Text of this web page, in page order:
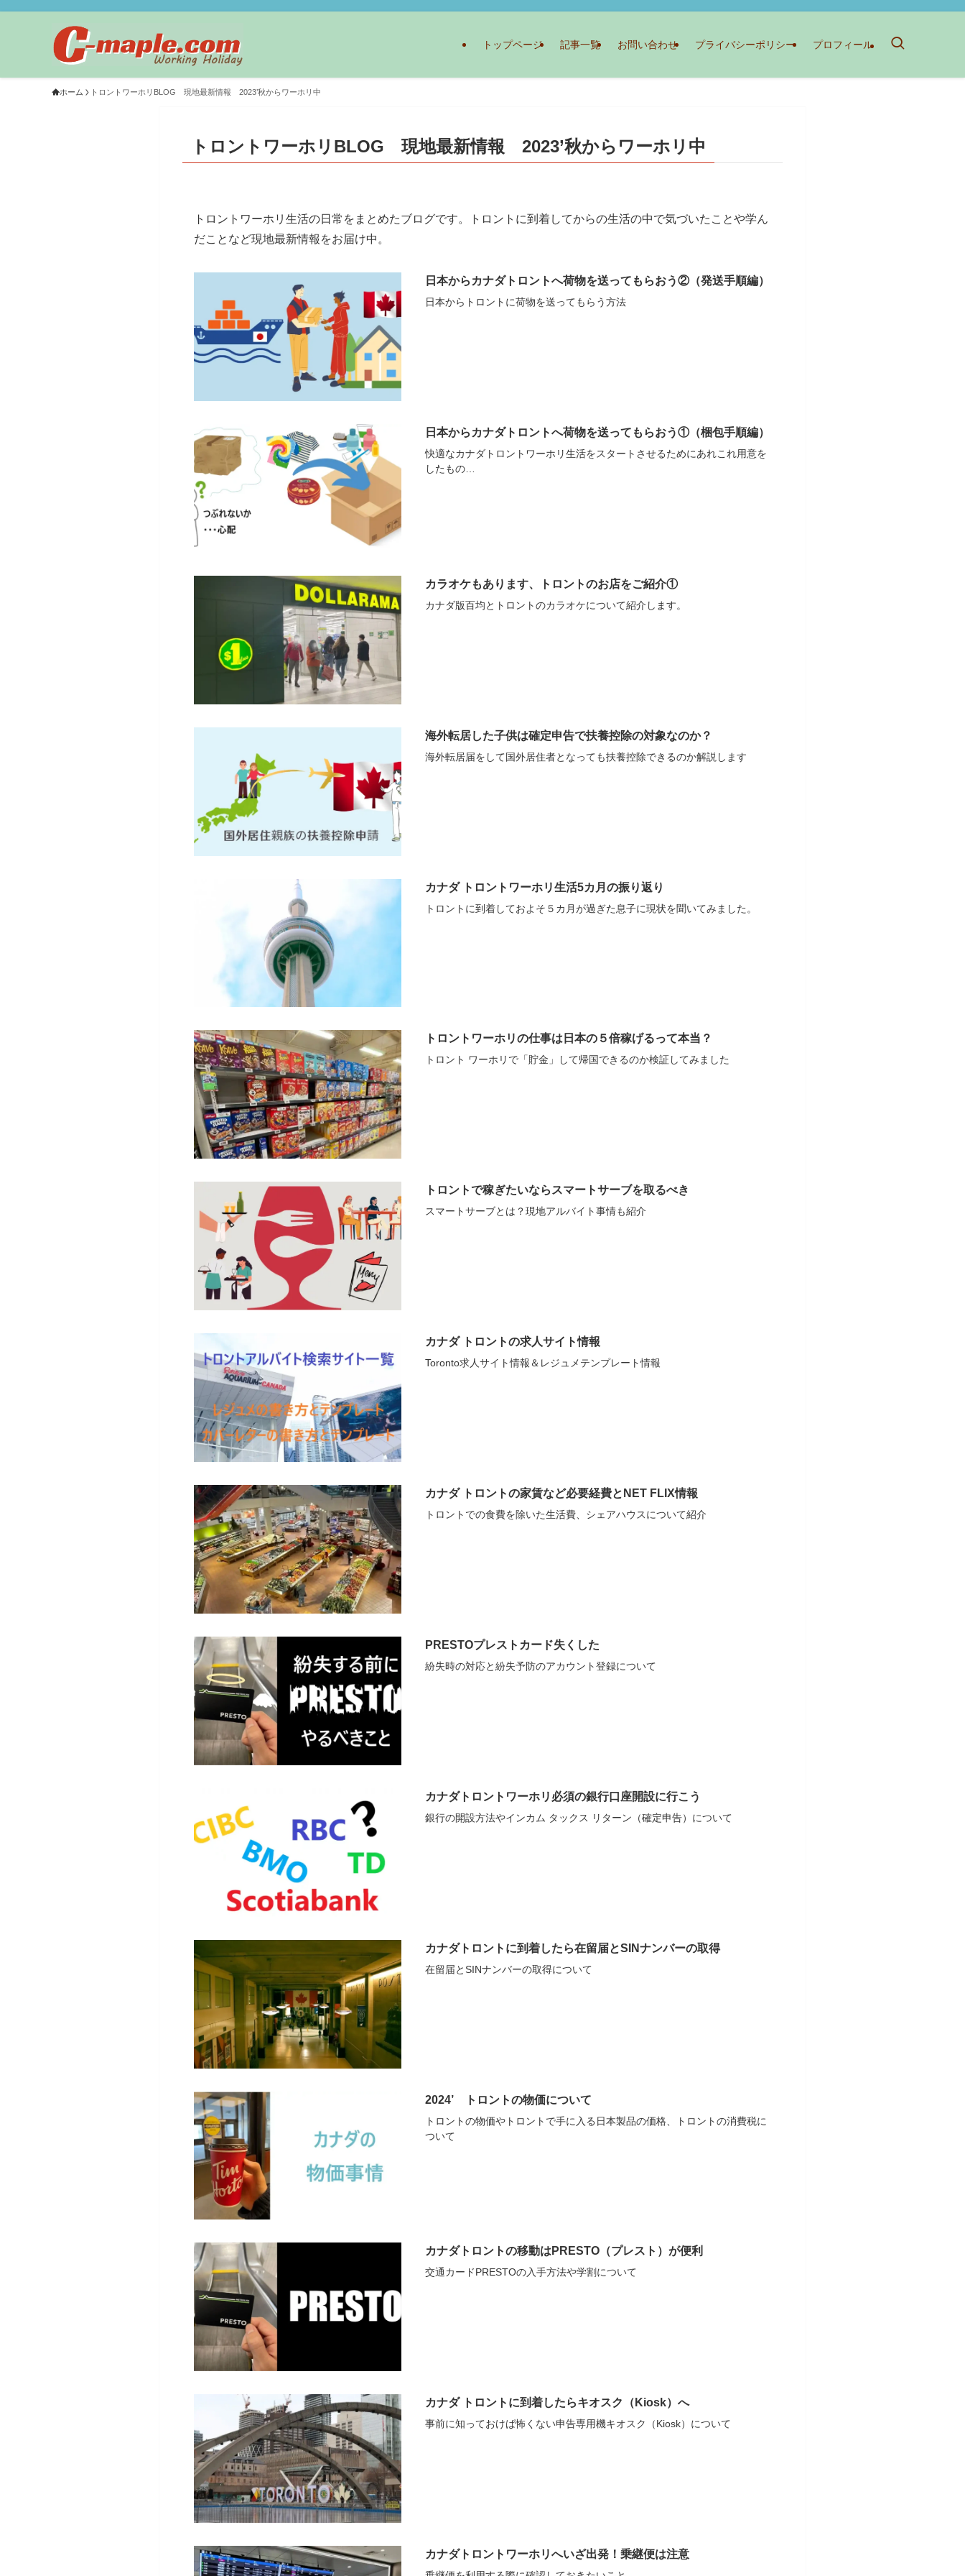
トップページ 記事一覧 お問い合わせ プライバシーポリシー プロフィール
ホーム トロントワーホリBLOG 現地最新情報 2023’秋からワーホリ中
トロントワーホリBLOG 現地最新情報 2023’秋からワーホリ中
トロントワーホリ生活の日常をまとめたブログです。トロントに到着してからの生活の中で気づいたことや学ん
だことなど現地最新情報をお届け中。
日本からカナダトロントへ荷物を送ってもらおう②（発送手順編）
日本からトロントに荷物を送ってもらう方法
日本からカナダトロントへ荷物を送ってもらおう①（梱包手順編）
快適なカナダトロントワーホリ生活をスタートさせるためにあれこれ用意を
したもの…
カラオケもあります、トロントのお店をご紹介①
カナダ版百均とトロントのカラオケについて紹介します。
海外転居した子供は確定申告で扶養控除の対象なのか？
海外転居届をして国外居住者となっても扶養控除できるのか解説します
カナダ トロントワーホリ生活5カ月の振り返り
トロントに到着しておよそ５カ月が過ぎた息子に現状を聞いてみました。
トロントワーホリの仕事は日本の５倍稼げるって本当？
トロント ワーホリで「貯金」して帰国できるのか検証してみました
トロントで稼ぎたいならスマートサーブを取るべき
スマートサーブとは？現地アルバイト事情も紹介
カナダ トロントの求人サイト情報
Toronto求人サイト情報＆レジュメテンプレート情報
カナダ トロントの家賃など必要経費とNET FLIX情報
トロントでの食費を除いた生活費、シェアハウスについて紹介
PRESTOプレストカード失くした
紛失時の対応と紛失予防のアカウント登録について
カナダトロントワーホリ必須の銀行口座開設に行こう
銀行の開設方法やインカム タックス リターン（確定申告）について
カナダトロントに到着したら在留届とSINナンバーの取得
在留届とSINナンバーの取得について
2024’ トロントの物価について
トロントの物価やトロントで手に入る日本製品の価格、トロントの消費税に
ついて
カナダトロントの移動はPRESTO（プレスト）が便利
交通カードPRESTOの入手方法や学割について
カナダ トロントに到着したらキオスク（Kiosk）へ
事前に知っておけば怖くない申告専用機キオスク（Kiosk）について
カナダトロントワーホリへいざ出発！乗継便は注意